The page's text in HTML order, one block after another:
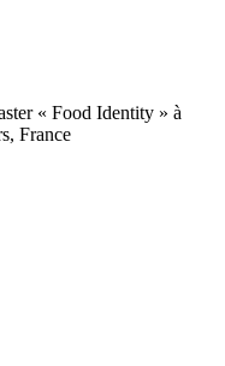
« Food Identity » à
France